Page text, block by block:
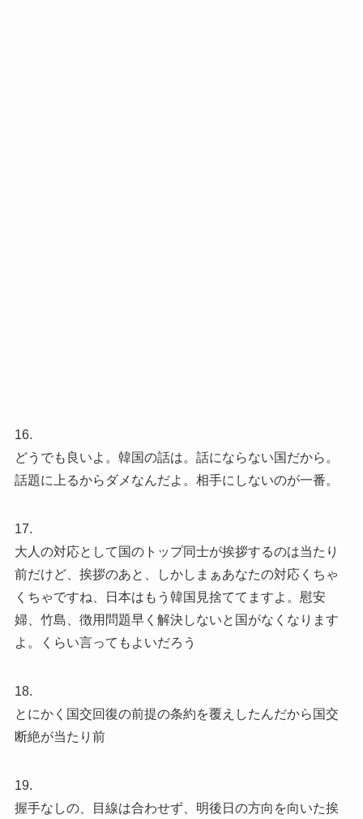
16.
どうでも良いよ。韓国の話は。話にならない国だから。
話題に上るからダメなんだよ。相手にしないのが一番。
17.
大人の対応として国のトップ同士が挨拶するのは当たり
前だけど、挨拶のあと、しかしまぁあなたの対応くちゃ
くちゃですね、日本はもう韓国見捨ててますよ。慰安
婦、竹島、徴用問題早く解決しないと国がなくなります
よ。くらい言ってもよいだろう
18.
とにかく国交回復の前提の条約を覆えしたんだから国交
断絶が当たり前
19.
握手なしの、目線は合わせず、明後日の方向を向いた挨